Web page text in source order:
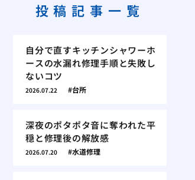
投稿記事一覧
自分で直すキッチンシャワーホ
ースの水漏れ修理手順と失敗し
ないコツ
2026.07.22 台所
深夜のポタポタ音に奪われた平
穏と修理後の解放感
2026.07.20 水道修理